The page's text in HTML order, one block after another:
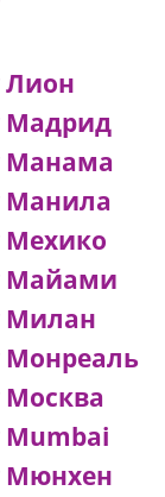
Лион
Мадрид
Манама
Манила
Мехико
Майами
Милан
Мюнхен